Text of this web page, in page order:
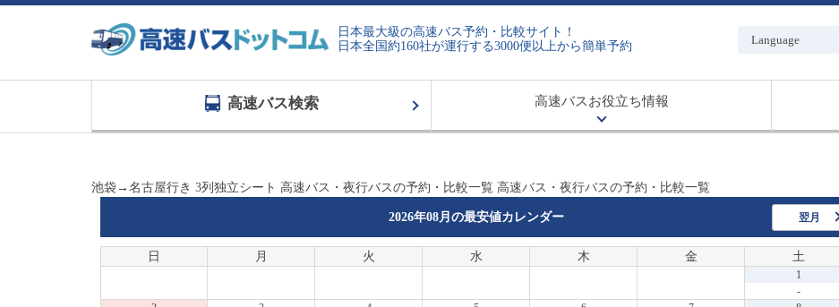
日本最大級の高速バス予約・比較サイト！
日本全国約160社が運行する3000便以上から簡単予約
Language
高速バス検索 高速バスお役立ち情報
池袋→名古屋行き 3列独立シート 高速バス・夜行バスの予約・比較一覧 高速バス・夜行バスの予約・比較一覧
2026年08月の最安値カレンダー 翌月
日 月 火 水 木 金 土
1
-